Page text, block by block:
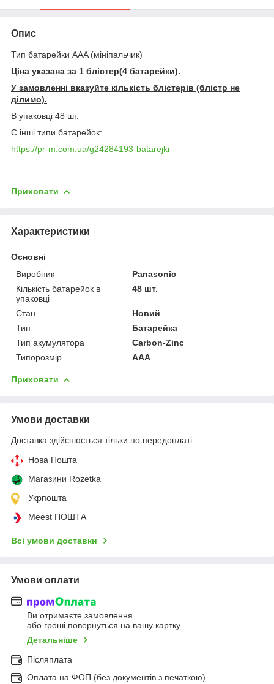
Опис
Тип батарейки ААA (мініпальчик)
Ціна указана за 1 блістер(4 батарейки).
У замовленні вказуйте кількість блістерів (блістр не
ділимо).
В упаковці 48 шт.
Є інші типи батарейок:
https://pr-m.com.ua/g24284193-batarejki
Приховати
Характеристики
Основні
Виробник
Panasonic
Кількість батарейок в
упаковці
48 шт.
Стан
Новий
Тип
Батарейка
Тип акумулятора
Carbon-Zinc
Типорозмір
AAA
Приховати
Умови доставки
Доставка здійснюється тільки по передоплаті.
Нова Пошта
Магазини Rozetka
Укрпошта
Meest ПОШТА
Всі умови доставки
Умови оплати
Ви отримаєте замовлення
або гроші повернуться на вашу картку
Детальніше
Післяплата
Оплата на ФОП (без документів з печаткою)